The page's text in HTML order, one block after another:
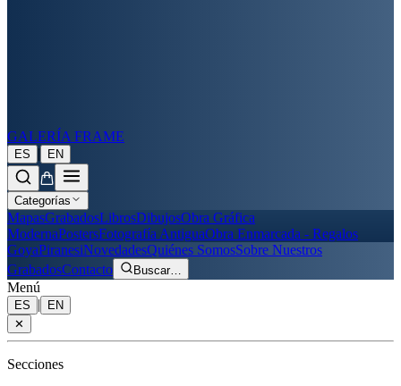
GALERÍA FRAME
ES | EN
Categorías
MapasGrabadosLibrosDibujosObra Gráfica
ModernaPostersFotografía AntiguaObra Enmarcada - Regalos
GoyaPiranesiNovedadesQuiénes SomosSobre Nuestros
GrabadosContacto Buscar…
Menú
ES |
EN
✕
Secciones